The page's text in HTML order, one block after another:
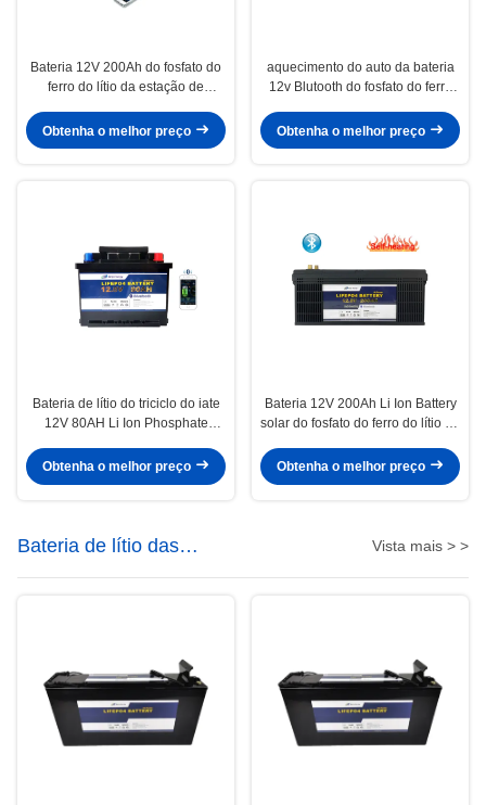
Bateria 12V 200Ah do fosfato do
ferro do lítio da estação de
Obtenha o melhor preço
aquecimento do auto da bateria
12v Blutooth do fosfato do ferro
elétrico
Obtenha o melhor preço
Bateria de lítio do triciclo do iate
12V 80AH Li Ion Phosphate
Obtenha o melhor preço
Bateria 12V 200Ah Li Ion Battery
solar do fosfato do ferro do lítio da
Obtenha o melhor preço
Bateria de lítio das
telecomunicações
Vista mais > >